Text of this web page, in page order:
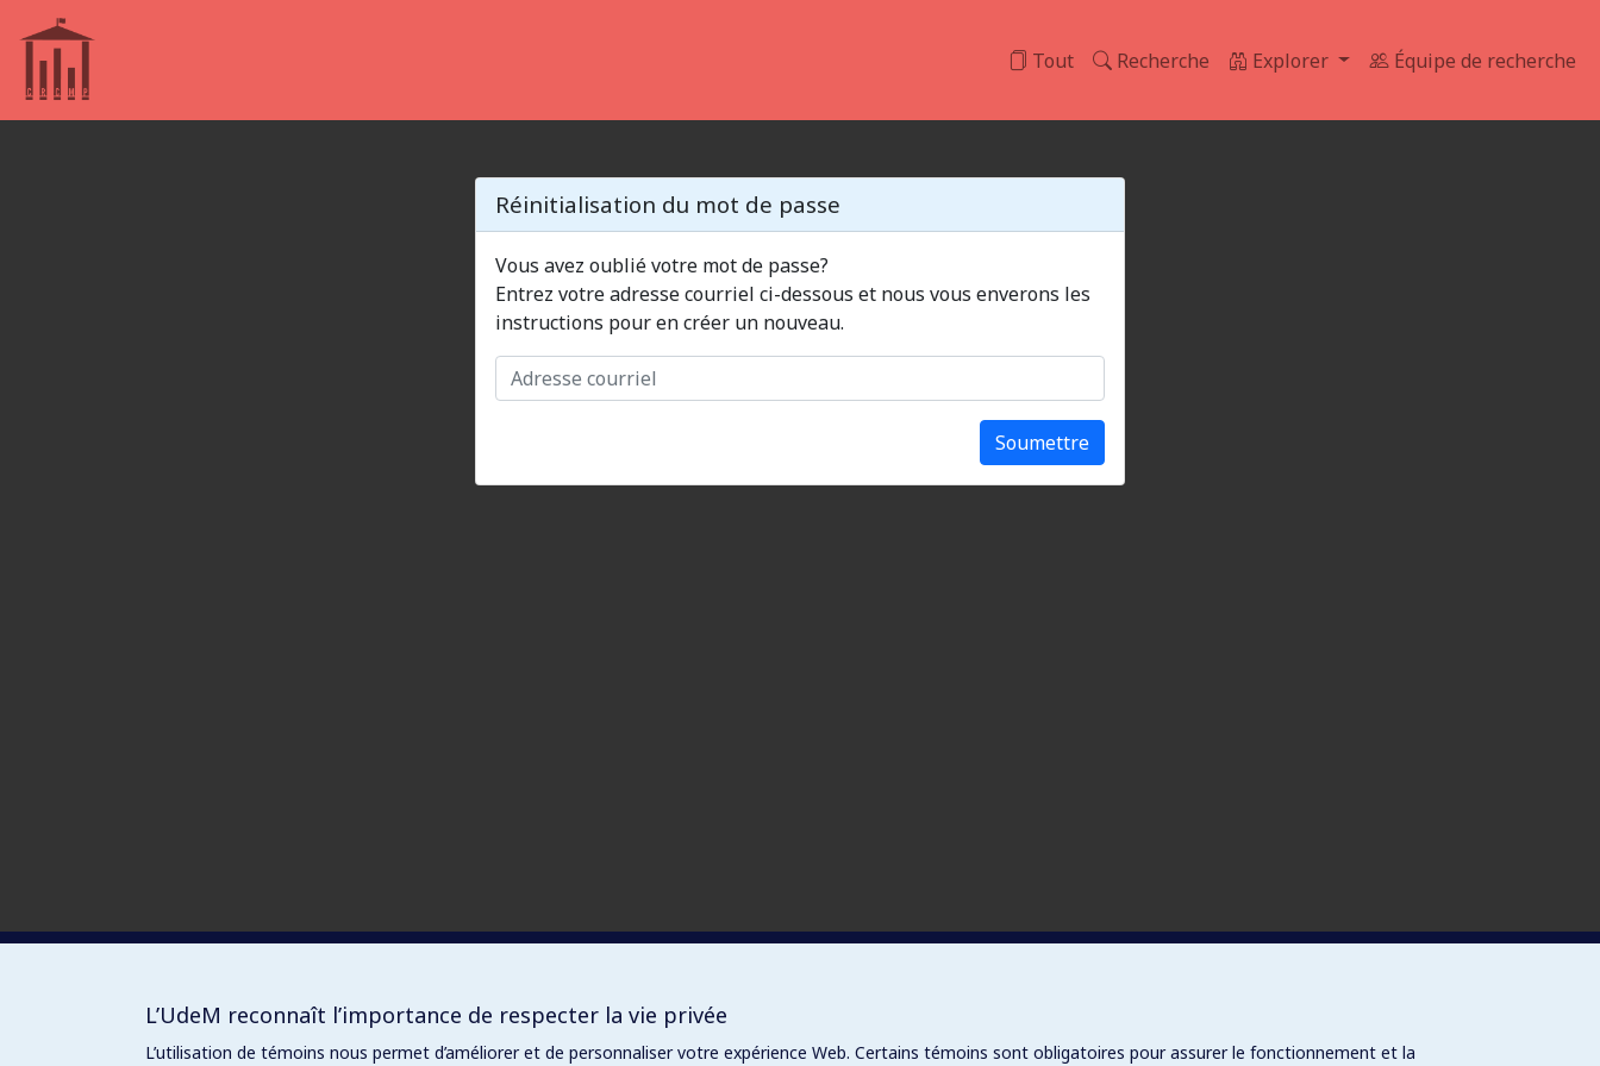
Tout Recherche Explorer Équipe de recherche
Réinitialisation du mot de passe
Vous avez oublié votre mot de passe?
Entrez votre adresse courriel ci-dessous et nous vous enverons les
instructions pour en créer un nouveau.
Soumettre
L’UdeM reconnaît l’importance de respecter la vie privée
L’utilisation de témoins nous permet d’améliorer et de personnaliser votre expérience Web. Certains témoins sont obligatoires pour assurer le fonctionnement et la